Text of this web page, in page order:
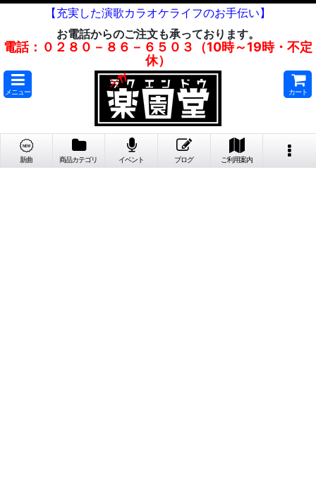
【充実した演歌カラオケライフのお手伝い】
お電話からのご注文も承っております。
電話：０２８０－８６－６５０３（10時～19時・不定
休）
メニュー カート
新曲 商品カテゴリ イベント ブログ ご利用案内